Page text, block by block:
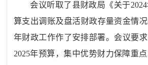
会议听取了县财政局《关于
算支出调账及盘活财政存量资金情
年财政工作作了安排部署。会议要
2025年预算，集中优势财力保障重